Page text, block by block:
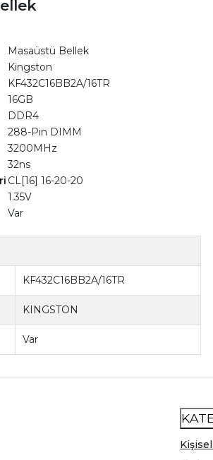
Masaüstü Bellek
Kingston
KF432C16BB2A/16TR
16GB
DDR4
288-Pin DIMM
3200MHz
32ns
CL[16] 16-20-20
1.35V
Var
KF432C16BB2A/16TR
KINGSTON
Var